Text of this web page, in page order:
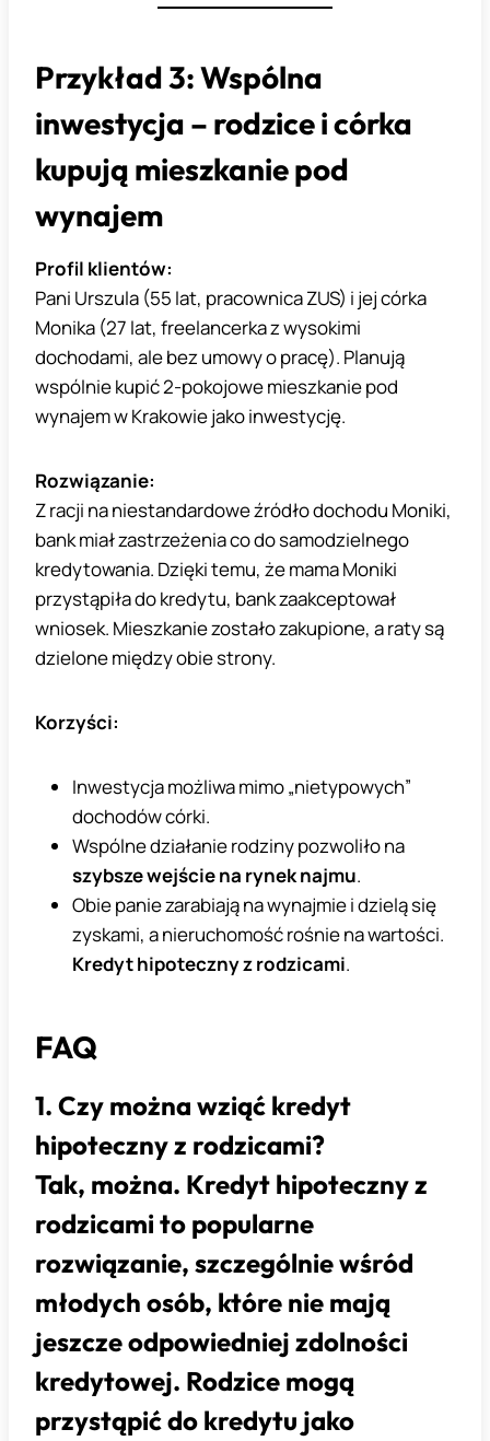
Przykład 3: Wspólna
inwestycja – rodzice i córka
kupują mieszkanie pod
wynajem
Profil klientów:
Pani Urszula (55 lat, pracownica ZUS) i jej córka
Monika (27 lat, freelancerka z wysokimi
dochodami, ale bez umowy o pracę). Planują
wspólnie kupić 2-pokojowe mieszkanie pod
wynajem w Krakowie jako inwestycję.
Rozwiązanie:
Z racji na niestandardowe źródło dochodu Moniki,
bank miał zastrzeżenia co do samodzielnego
kredytowania. Dzięki temu, że mama Moniki
przystąpiła do kredytu, bank zaakceptował
wniosek. Mieszkanie zostało zakupione, a raty są
dzielone między obie strony.
Korzyści:
Inwestycja możliwa mimo „nietypowych”
dochodów córki.
Wspólne działanie rodziny pozwoliło na
szybsze wejście na rynek najmu.
Obie panie zarabiają na wynajmie i dzielą się
zyskami, a nieruchomość rośnie na wartości.
Kredyt hipoteczny z rodzicami.
FAQ
1. Czy można wziąć kredyt
hipoteczny z rodzicami?
Tak, można. Kredyt hipoteczny z
rodzicami to popularne
rozwiązanie, szczególnie wśród
młodych osób, które nie mają
jeszcze odpowiedniej zdolności
kredytowej. Rodzice mogą
przystąpić do kredytu jako